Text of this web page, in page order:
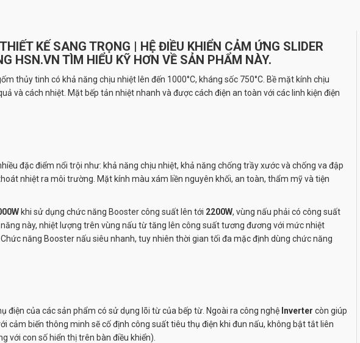
KẾ SANG TRỌNG | HỆ ĐIỀU KHIỂN CẢM ỨNG SLIDER
HSN.VN TÌM HIỂU KỸ HƠN VỀ SẢN PHẨM NÀY.
thủy tinh có khả năng chịu nhiệt lên đến 1000°C, kháng sốc 750°C. Bề mặt kính chịu
và cách nhiệt. Mặt bếp tản nhiệt nhanh và được cách điện an toàn với các linh kiện điện
đặc điểm nổi trội như: khả năng chịu nhiệt, khả năng chống trầy xước và chống va đập
nhiệt ra môi trường. Mặt kính màu xám liền nguyên khối, an toàn, thẩm mỹ và tiện
khi sử dụng chức năng Booster công suất lên tới 2200W, vùng nấu phải có công suất
năng này, nhiệt lượng trên vùng nấu từ tăng lên công suất tương đương với mức nhiệt
năng Booster nấu siêu nhanh, tuy nhiên thời gian tối đa mặc định dùng chức năng
của các sản phẩm có sử dụng lõi từ của bếp từ. Ngoài ra công nghệ Inverter còn giúp
cảm biến thông minh sẽ cố định công suất tiêu thụ điện khi đun nấu, không bật tắt liên
con số hiển thị trên bàn điều khiển).